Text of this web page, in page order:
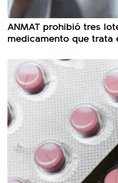
ANMAT prohibió tres
medicamento que trata